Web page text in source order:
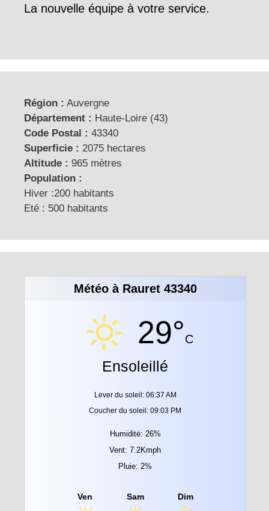
La nouvelle équipe à votre service.
Région : Auvergne
Département : Haute-Loire (43)
Code Postal : 43340
Superficie : 2075 hectares
Altitude : 965 mètres
Population :
Hiver :200 habitants
Eté : 500 habitants
Météo à Rauret 43340
29°C
Ensoleillé
Lever du soleil: 06:37 AM
Coucher du soleil: 09:03 PM
Humidité: 26%
Vent: 7.2Kmph
Pluie: 2%
Ven Sam Dim